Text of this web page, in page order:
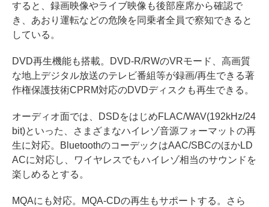
すると、録画映像やライブ映像も後部座席から確認で
き、あおり運転などの危険を同乗者全員で察知できると
している。
DVD再生機能も搭載。DVD-R/RWのVRモード、高画質
な地上デジタル放送のテレビ番組等が録画/再生できる著
作権保護技術CPRM対応のDVDディスクも再生できる。
オーディオ面では、DSDをはじめFLAC/WAV(192kHz/24
bit)といった、さまざまなハイレゾ音源フォーマットの再
生に対応。BluetoothのコーデックはAAC/SBCのほかLD
ACに対応し、ワイヤレスでもハイレゾ相当のサウンドを
楽しめるとする。
MQAにも対応。MQA-CDの再生もサポートする。さら